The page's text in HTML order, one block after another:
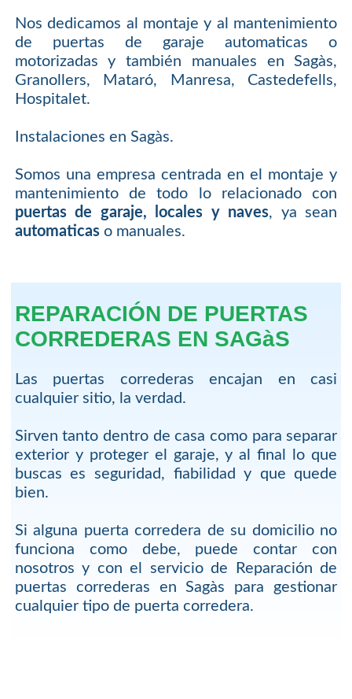
Nos dedicamos al montaje y al mantenimiento
de puertas de garaje automaticas o
motorizadas y también manuales en Sagàs,
Granollers, Mataró, Manresa, Castedefells,
Hospitalet.
Instalaciones en Sagàs.
Somos una empresa centrada en el montaje y
mantenimiento de todo lo relacionado con
puertas de garaje, locales y naves, ya sean
automaticaso manuales.
REPARACIÓN DE PUERTAS
CORREDERAS EN SAGàS
Las puertas correderas encajan en casi
cualquier sitio, la verdad.
Sirven tanto dentro de casa como para separar
exterior y proteger el garaje, y al final lo que
buscas es seguridad, fiabilidad y que quede
bien.
Si alguna puerta corredera de su domicilio no
funciona como debe, puede contar con
nosotros y con el servicio de Reparación de
puertas correderas en Sagàs para gestionar
cualquier tipo de puerta corredera.